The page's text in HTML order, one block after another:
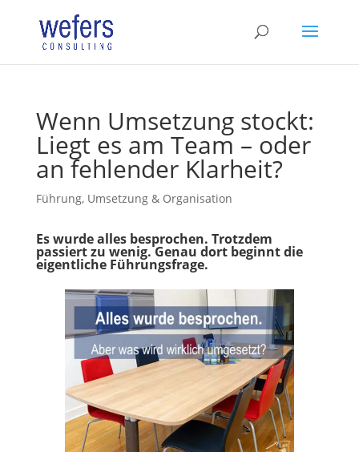
Wenn Umsetzung stockt:
Liegt es am Team – oder
an fehlender Klarheit?
Führung, Umsetzung & Organisation
Es wurde alles besprochen. Trotzdem
passiert zu wenig. Genau dort beginnt die
eigentliche Führungsfrage.